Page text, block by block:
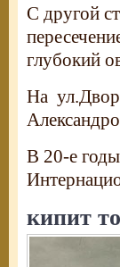
С другой
глубокий
На
В 20-е
кипит